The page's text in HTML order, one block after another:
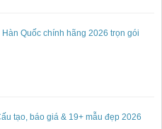
Quốc chính hãng 2026 trọn gói
tạo, báo giá & 19+ mẫu đẹp 2026